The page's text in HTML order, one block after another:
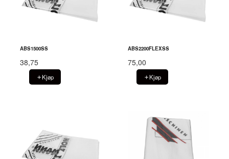
ABS1500SS
38,75
Kjøp
ABS2200FLEXSS
75,00
Kjøp